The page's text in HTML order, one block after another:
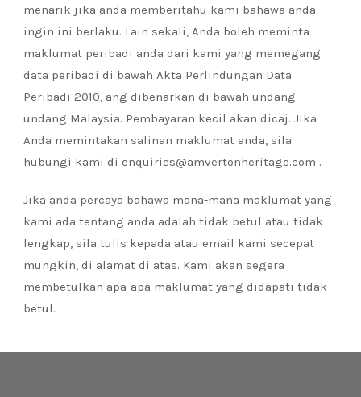
menarik jika anda memberitahu kami bahawa anda
ingin ini berlaku. Lain sekali, Anda boleh meminta
maklumat peribadi anda dari kami yang memegang
data peribadi di bawah Akta Perlindungan Data
Peribadi 2010, ang dibenarkan di bawah undang-
undang Malaysia. Pembayaran kecil akan dicaj. Jika
Anda memintakan salinan maklumat anda, sila
hubungi kami di enquiries@amvertonheritage.com .
Jika anda percaya bahawa mana-mana maklumat yang
kami ada tentang anda adalah tidak betul atau tidak
lengkap, sila tulis kepada atau email kami secepat
mungkin, di alamat di atas. Kami akan segera
membetulkan apa-apa maklumat yang didapati tidak
betul.